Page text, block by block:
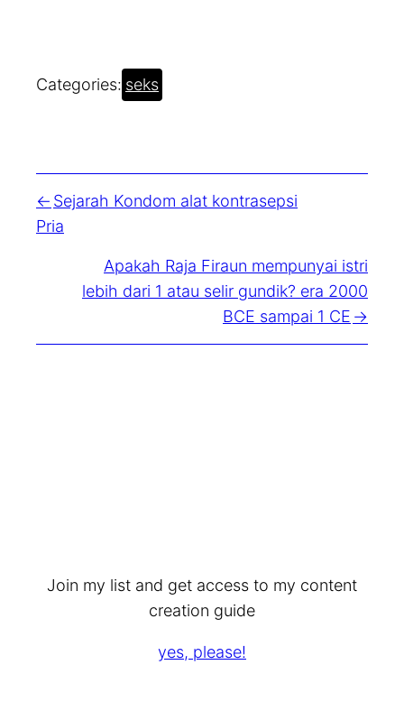
Categories: seks
Sejarah Kondom alat kontrasepsi
Pria
Apakah Raja Firaun mempunyai istri
lebih dari 1 atau selir gundik? era 2000
BCE sampai 1 CE
Join my list and get access to my content
creation guide
yes, please!